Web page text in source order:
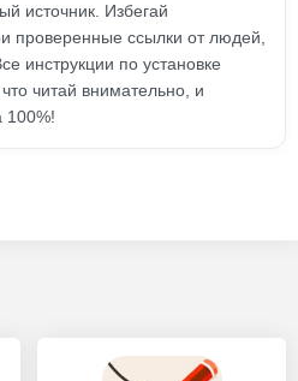
источник. Избегай
проверенные ссылки от людей,
инструкции по установке
читай внимательно, и
100%!